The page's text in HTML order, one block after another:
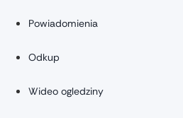
Powiadomienia
Odkup
Wideo ogledziny